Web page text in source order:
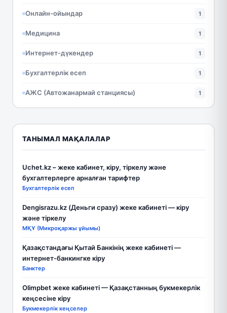
Онлайн-ойындар 1
Медицина 1
Интернет-дүкендер 1
Бухгалтерлік есеп 1
АЖС (Автожанармай станциясы) 1
ТАНЫМАЛ МАҚАЛАЛАР
Uchet.kz – жеке кабинет, кіру, тіркелу және
бухгалтерлерге арналған тарифтер
Бухгалтерлік есеп
Dengisrazu.kz (Деньги сразу) жеке кабинеті — кіру
және тіркелу
МҚҰ (Микроқаржы ұйымы)
Қазақстандағы Қытай Банкінің жеке кабинеті —
интернет-банкингке кіру
Банктер
Olimpbet жеке кабинеті — Қазақстанның букмекерлік
кеңсесіне кіру
Букмекерлік кеңселер